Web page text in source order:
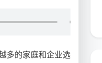
多的家庭和企业选